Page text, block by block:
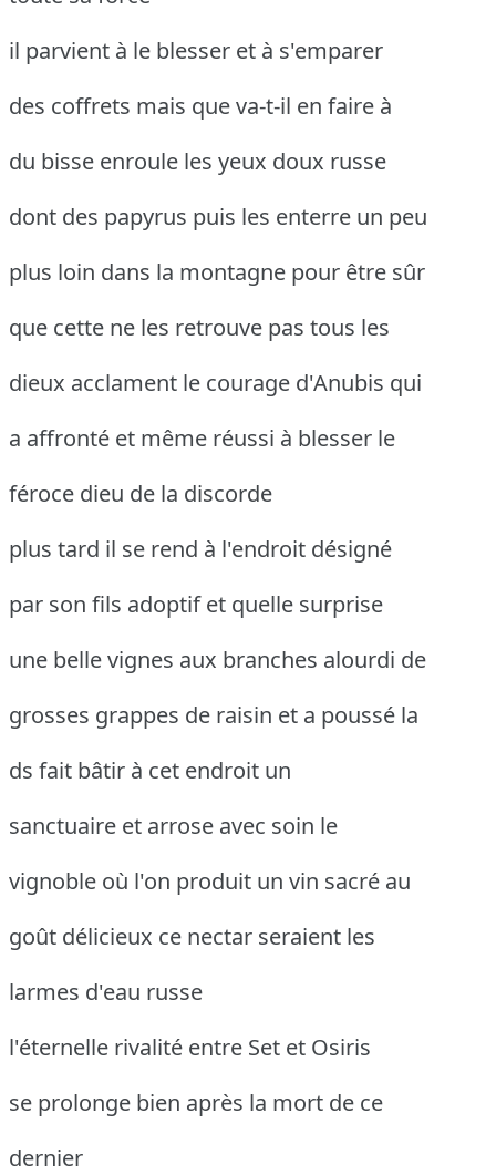
il parvient à le blesser et à s'emparer
des coffrets mais que va-t-il en faire à
du bisse enroule les yeux doux russe
dont des papyrus puis les enterre un peu
plus loin dans la montagne pour être sûr
que cette ne les retrouve pas tous les
dieux acclament le courage d'Anubis qui
a affronté et même réussi à blesser le
féroce dieu de la discorde
plus tard il se rend à l'endroit désigné
par son fils adoptif et quelle surprise
une belle vignes aux branches alourdi de
grosses grappes de raisin et a poussé la
ds fait bâtir à cet endroit un
sanctuaire et arrose avec soin le
vignoble où l'on produit un vin sacré au
goût délicieux ce nectar seraient les
larmes d'eau russe
l'éternelle rivalité entre Set et Osiris
se prolonge bien après la mort de ce
dernier